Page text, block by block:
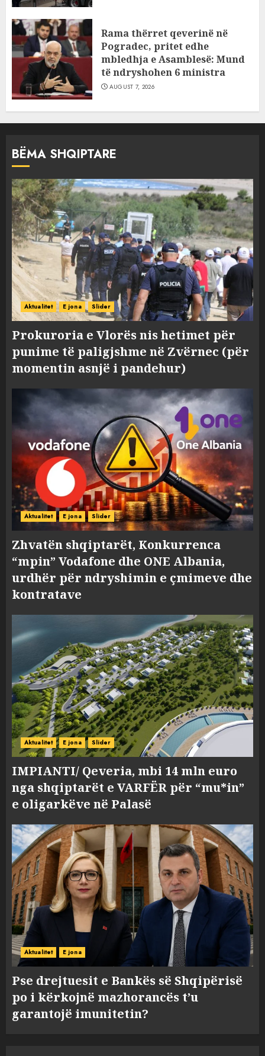
Rama thërret qeverinë në
Pogradec, pritet edhe
mbledhja e Asamblesë: Mund
të ndryshohen 6 ministra
AUGUST 7, 2026
BËMA SHQIPTARE
Aktualitet E jona Slider
Prokuroria e Vlorës nis hetimet për
punime të paligjshme në Zvërnec (për
momentin asnjë i pandehur)
Aktualitet E jona Slider
Zhvatën shqiptarët, Konkurrenca
“mpin” Vodafone dhe ONE Albania,
urdhër për ndryshimin e çmimeve dhe
kontratave
Aktualitet E jona Slider
IMPIANTI/ Qeveria, mbi 14 mln euro
nga shqiptarët e VARFËR për “mu*in”
e oligarkëve në Palasë
Aktualitet E jona
Pse drejtuesit e Bankës së Shqipërisë
po i kërkojnë mazhorancës t’u
garantojë imunitetin?